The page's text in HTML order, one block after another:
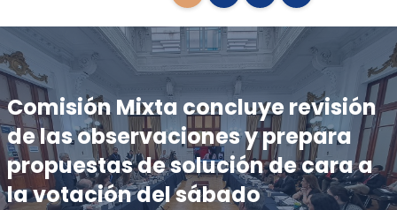
Comisión Mixta concluye revisión
de las observaciones y prepara
propuestas de solución de cara a
la votación del sábado